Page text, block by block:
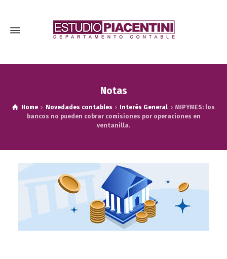
Notas
Home Novedades contables Interés General
MIPYMES: los
bancos no pueden cobrar comisiones por operaciones en
ventanilla.